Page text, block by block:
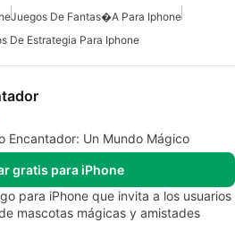
Juegos De Fantas�a Para Iphone
De Estrategia Para Iphone
Encantador: Un Mundo Mágico
gratis para iPhone
para iPhone que invita a los usuarios
mascotas mágicas y amistades